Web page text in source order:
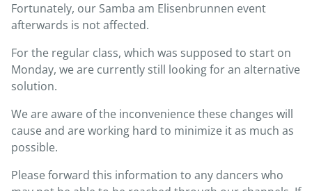
Fortunately, our Samba am Elisenbrunnen event
afterwards is not affected.
For the regular class, which was supposed to start on
Monday, we are currently still looking for an alternative
solution.
We are aware of the inconvenience these changes will
cause and are working hard to minimize it as much as
possible.
Please forward this information to any dancers who